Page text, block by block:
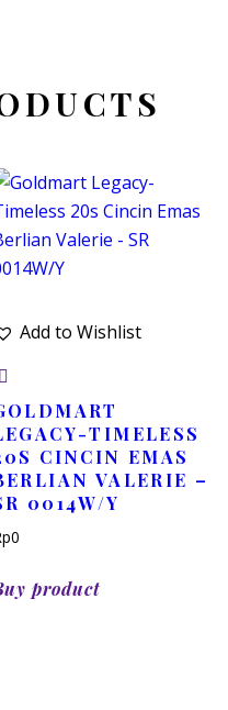
Add to Wishlist
TIMELESS
CINCIN EMAS
VALERIE –
0014W/Y
0
product